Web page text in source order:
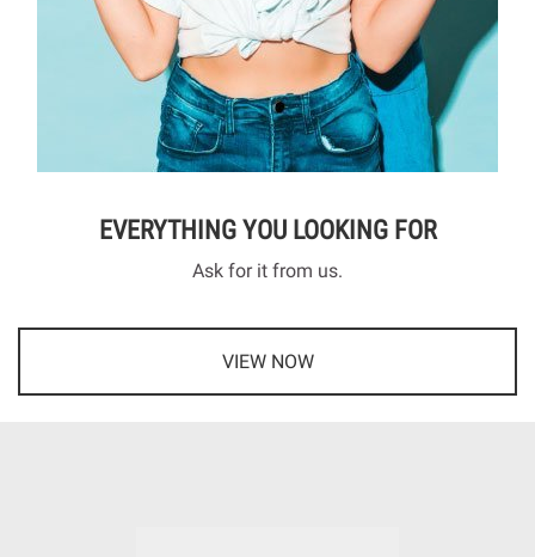
EVERYTHING YOU LOOKING FOR
Ask for it from us.
VIEW NOW